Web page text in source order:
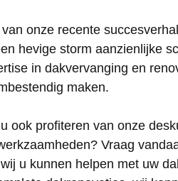
onze recente
hevige storm aanzienlijke
in dakvervanging en
maken.
ook profiteren van onze
Vraag
u kunnen helpen met uw